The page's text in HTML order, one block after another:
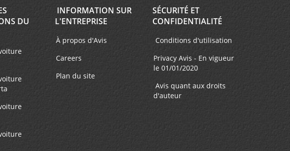
DU
INFORMATION SUR
L'ENTREPRISE
À propos d'Avis
Careers
Plan du site
SÉCURITÉ ET
CONFIDENTIALITÉ
Conditions d'utilisation
Privacy Avis - En vigueur
le 01/01/2020
Avis quant aux droits
d'auteur